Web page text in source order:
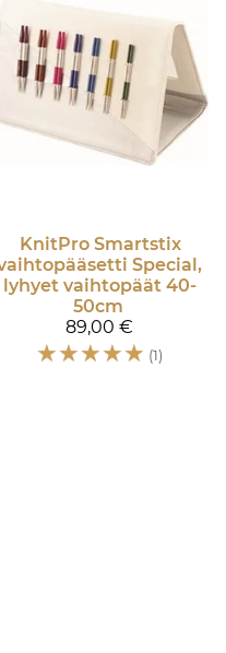
KnitPro Smartstix
Special,
lyhyet vaihtopäät 40-
50cm
89,00 €
☆☆☆☆☆ (1)